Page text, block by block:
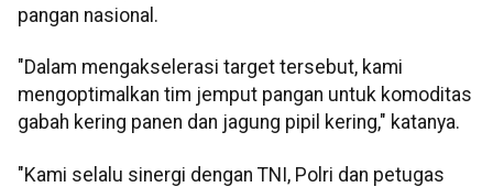
pangan nasional.
"Dalam mengakselerasi target tersebut, kami
mengoptimalkan tim jemput pangan untuk komoditas
gabah kering panen dan jagung pipil kering," katanya.
"Kami selalu sinergi dengan TNI, Polri dan petugas